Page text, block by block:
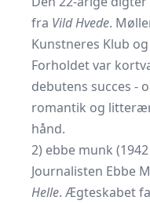
fra Vild Hvede.
Kunstneres Klub
Forholdet var
debutens succes -
romantik og
hånd.
2) ebbe munk (1942
Journalisten Ebbe
Helle. Ægteskabet